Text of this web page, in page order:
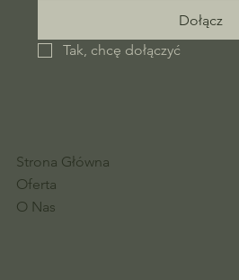
Strona Główna
Oferta
O Nas
Dołącz
Tak, chcę dołączyć